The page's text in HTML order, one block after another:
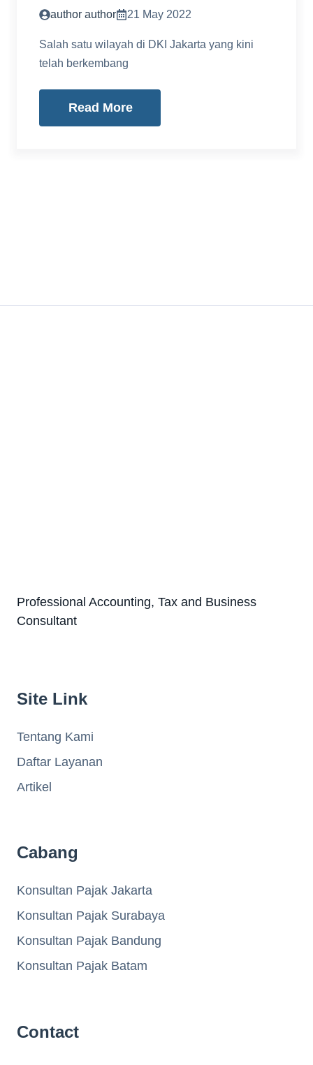
author author 21 May 2022
Salah satu wilayah di DKI Jakarta yang kini
telah berkembang
Read More
Professional Accounting, Tax and Business
Consultant
Site Link
Tentang Kami
Daftar Layanan
Artikel
Cabang
Konsultan Pajak Jakarta
Konsultan Pajak Surabaya
Konsultan Pajak Bandung
Konsultan Pajak Batam
Contact